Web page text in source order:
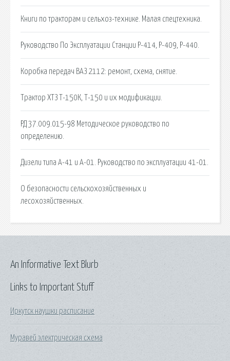
Книги по тракторам и сельхоз-технике. Малая спецтехника.
Руководство По Эксплуатации Станции Р-414, Р-409, Р-440.
Коробка передач ВАЗ 2112: ремонт, схема, снятие.
Трактор ХТЗ Т-150К, Т-150 и их модификации.
РД 37.009.015-98 Методическое руководство по
определению.
Дизели типа А-41 и А-01. Руководство по эксплуатации 41-01.
О безопасности сельскохозяйственных и
лесохозяйственных.
Links to Important Stuff
Иркутск наушки расписание
Муравей электрическая схема
An Informative Text Blurb